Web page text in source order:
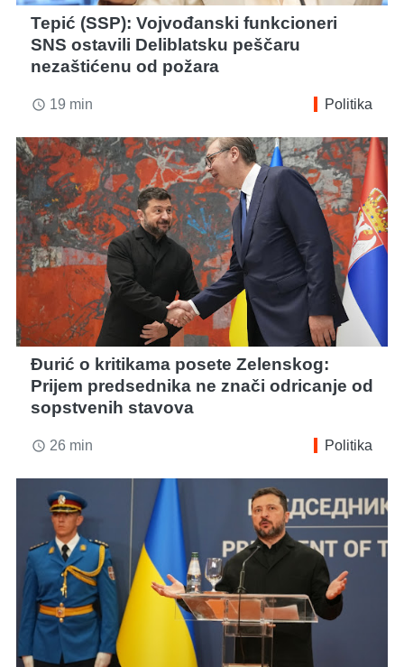
Tepić (SSP): Vojvođanski funkcioneri
SNS ostavili Deliblatsku peščaru
nezaštićenu od požara
access_time 19 min Politika
Đurić o kritikama posete Zelenskog:
Prijem predsednika ne znači odricanje od
sopstvenih stavova
access_time 26 min Politika